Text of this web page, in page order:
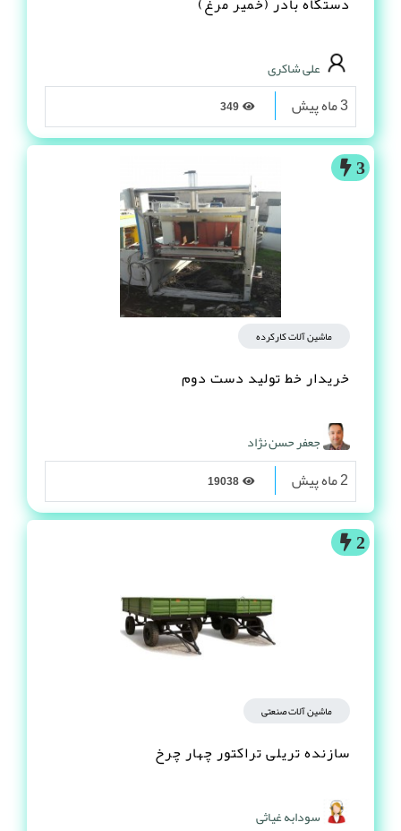
علی شاکری
3 ماه پیش
3
ماشین آلات کارکرده
خریدار خط تولید دست دوم
جعفر حسن نژاد
2 ماه پیش
2
ماشین آلات صنعتی
سازنده تریلی تراکتور چهار چرخ
سودابه غیاثی